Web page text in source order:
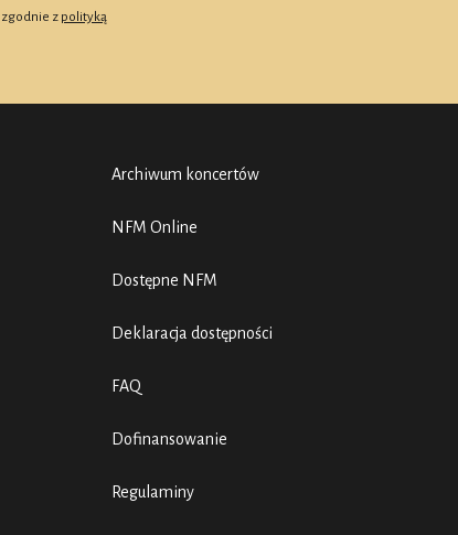
z polityką
Archiwum koncertów
NFM Online
Dostępne NFM
Deklaracja dostępności
FAQ
Dofinansowanie
Regulaminy